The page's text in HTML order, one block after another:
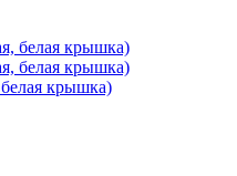
крышка)